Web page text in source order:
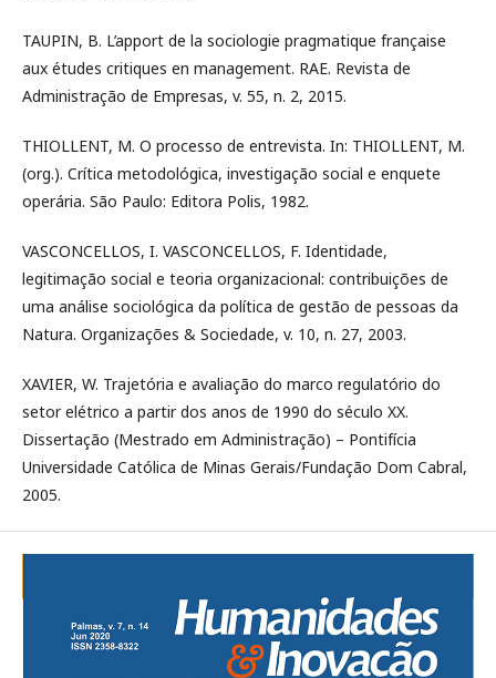
TAUPIN, B. L’apport de la sociologie pragmatique française
aux études critiques en management. RAE. Revista de
Administração de Empresas, v. 55, n. 2, 2015.
THIOLLENT, M. O processo de entrevista. In: THIOLLENT, M.
(org.). Crítica metodológica, investigação social e enquete
operária. São Paulo: Editora Polis, 1982.
VASCONCELLOS, I. VASCONCELLOS, F. Identidade,
legitimação social e teoria organizacional: contribuições de
uma análise sociológica da política de gestão de pessoas da
Natura. Organizações & Sociedade, v. 10, n. 27, 2003.
XAVIER, W. Trajetória e avaliação do marco regulatório do
setor elétrico a partir dos anos de 1990 do século XX.
Dissertação (Mestrado em Administração) – Pontifícia
Universidade Católica de Minas Gerais/Fundação Dom Cabral,
2005.